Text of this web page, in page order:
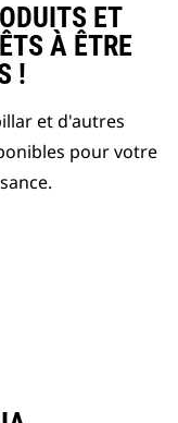
ET
À ÊTRE
!
et d'autres
pour votre